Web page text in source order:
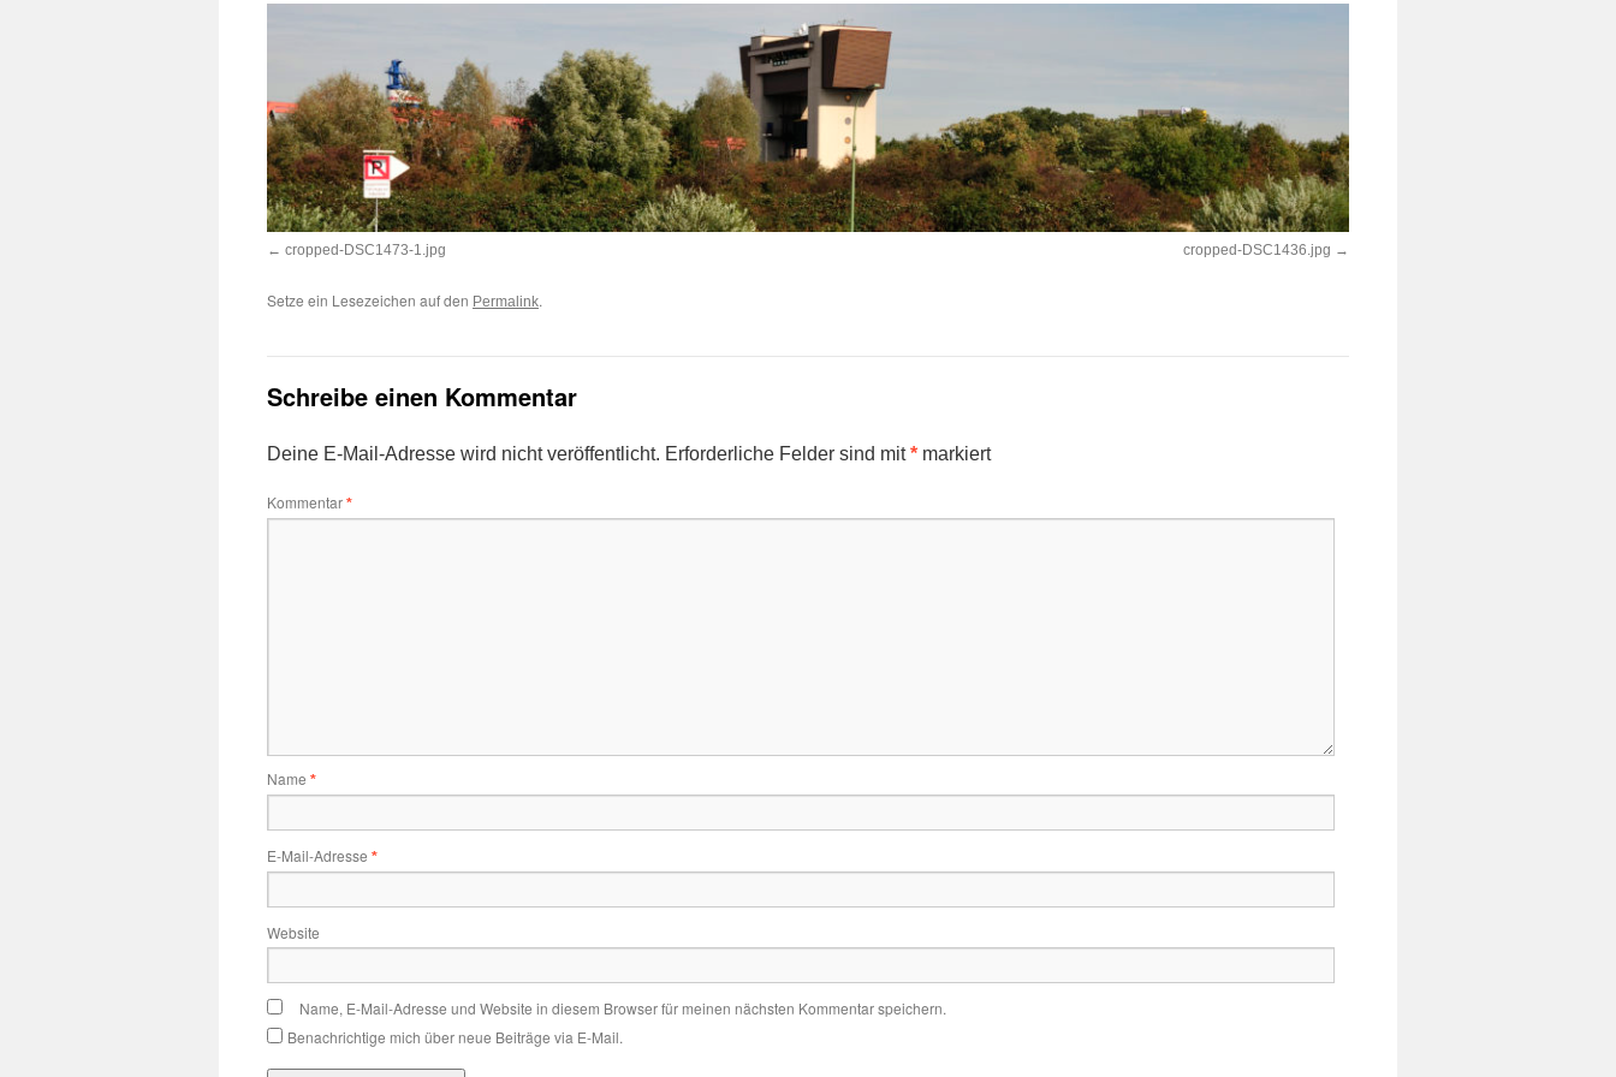
cropped-DSC1473-1.jpg cropped-DSC1436.jpg
Setze ein Lesezeichen auf den Permalink.
Schreibe einen Kommentar
Deine E-Mail-Adresse wird nicht veröffentlicht. Erforderliche Felder sind mit* markiert
Kommentar *
Name *
E-Mail-Adresse *
Website
Name, E-Mail-Adresse und Website in diesem Browser für meinen nächsten Kommentar speichern.
Benachrichtige mich über neue Beiträge via E-Mail.